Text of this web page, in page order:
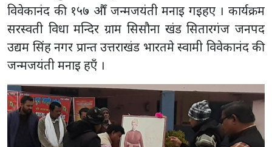
विवेकानंद की १५७ औँ जन्मजयंती मनाइ गइहए । कार्यक्रम
सरस्वती विधा मन्दिर ग्राम सिसौना खंड सितारगंज जनपद
उद्यम सिंह नगर प्रान्त उत्तराखंड भारतमे स्वामी विवेकानंद की
जन्मजयंती मनाइ हएँ ।